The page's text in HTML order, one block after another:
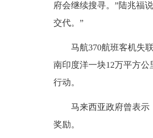
府会继续搜寻。”陆兆福
交代。”
马航370航班客机失联
南印度洋一块12万平方
行动。
马来西亚政府曾表示，
奖励。